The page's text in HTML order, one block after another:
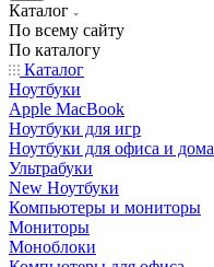
Каталог
По всему сайту
По каталогу
Каталог
Ноутбуки
Apple MacBook
Ноутбуки для игр
Ноутбуки для офиса и дома
Ультрабуки
New Ноутбуки
Компьютеры и мониторы
Мониторы
Моноблоки